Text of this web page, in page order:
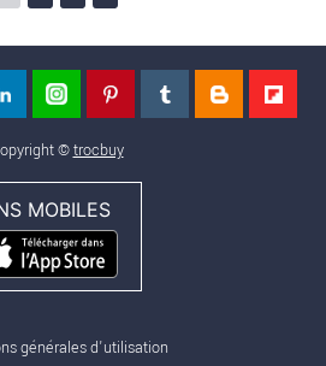
©trocbuy
MOBILES
générales d'utilisation